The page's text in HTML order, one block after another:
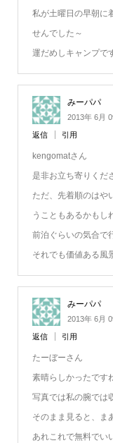
私が土曜日の早朝に
せんでした～
運だめしキャンプで
みーパパ
2013年 6月
返信 引用
kengomatさん
是非お立ち寄りくだ
ただ、先着順のはや
うこともあるかもし
前泊ぐらいの気合で
それでも価値ある風
みーパパ
2013年 6月
返信 引用
たーぼーさん
素晴らしかったです
写真では私の腕では
そのまま見ると、ま
あれこれで無料でい